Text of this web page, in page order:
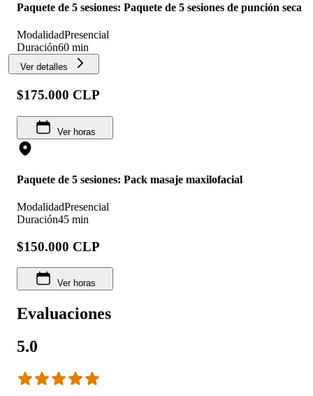
Paquete de 5 sesiones: Paquete de 5 sesiones de punción seca
ModalidadPresencial
Duración60 min
Ver detalles
$175.000 CLP
Ver horas
Paquete de 5 sesiones: Pack masaje maxilofacial
ModalidadPresencial
Duración45 min
$150.000 CLP
Ver horas
Evaluaciones
5.0